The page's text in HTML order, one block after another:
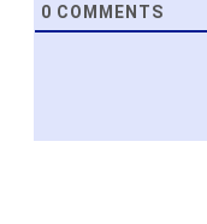
0 COMMENTS